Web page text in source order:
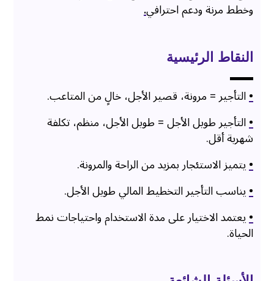
وخطط مرنة ودعم احترافي.
النقاط الرئيسية
•التأجير = مرونة، قصير الأجل، خالٍ من المتاعب.
•التأجير طويل الأجل = طويل الأجل، منظم، تكلفة
شهرية أقل.
•يتميز الاستئجار بمزيد من الراحة والمرونة.
•يناسب التأجير التخطيط المالي طويل الأجل.
•يعتمد الاختيار على مدة الاستخدام واحتياجات نمط
الحياة.